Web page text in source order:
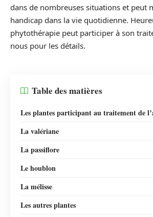
dans de nombreuses situations et peut
handicap dans la vie quotidienne.
phytothérapie peut participer à son
nous pour les détails.
Table des matières
Les plantes participant au traitement de
La valériane
La passiflore
Le houblon
La mélisse
Les autres plantes